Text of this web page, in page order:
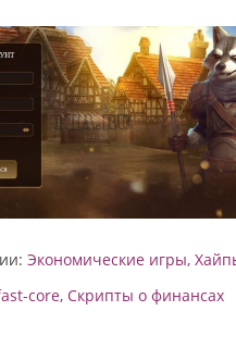
Экономические игры,
core, Скрипты о финансах